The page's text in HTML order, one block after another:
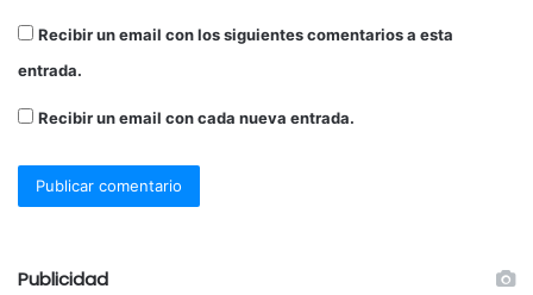
Recibir un email con los siguientes comentarios a esta
entrada.
Recibir un email con cada nueva entrada.
Publicidad